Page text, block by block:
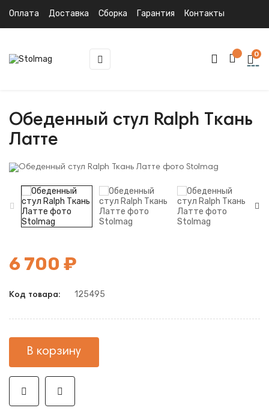
Оплата Доставка Сборка Гарантия Контакты
Toggle
navigation
☰ 0
Обеденный стул Ralph Ткань
Латте
6 700 ₽
Код товара: 125495
В корзину